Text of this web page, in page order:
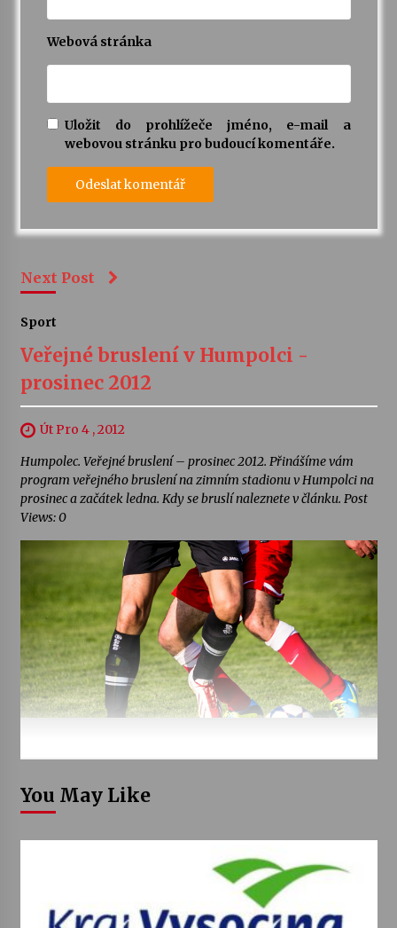
Webová stránka
Uložit do prohlížeče jméno, e-mail a
webovou stránku pro budoucí komentáře.
Next Post
Sport
Veřejné bruslení v Humpolci -
prosinec 2012
Út Pro 4 , 2012
Humpolec. Veřejné bruslení – prosinec 2012. Přinášíme vám
program veřejného bruslení na zimním stadionu v Humpolci na
prosinec a začátek ledna. Kdy se bruslí naleznete v článku. Post
Views: 0
You May Like